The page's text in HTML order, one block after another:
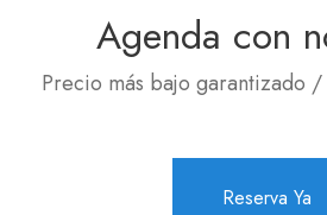
Agenda con
Precio más bajo garantizado /
Reserva Ya